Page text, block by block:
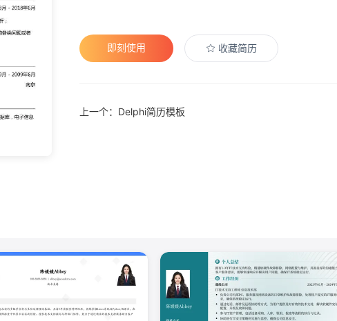
即刻使用 收藏简历
上一个：Delphi简历模板